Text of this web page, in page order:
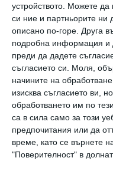
устройството. Можете да
си ние и партньорите ни
описано по-горе. Друга
подробна информация и
преди да дадете
съгласието си. Моля,
начините на
изисква съгласието ви,
обработването им по
са в сила само за този
предпочитания или да
време, като се върнете
"Поверителност" в
Интуиция и
Емоциите са
така че тя
се ангажират
енергия и да
Това означава, че
работен проект
печалба, то е и